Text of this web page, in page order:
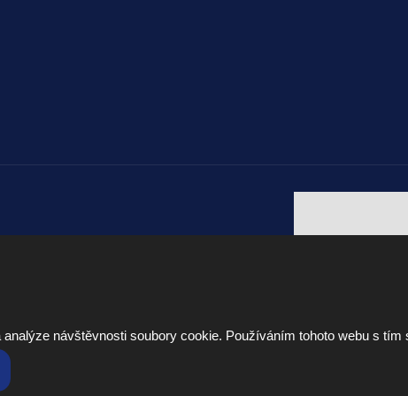
Nastavení cookies
návštěvnosti soubory cookie. Používáním tohoto webu s tím